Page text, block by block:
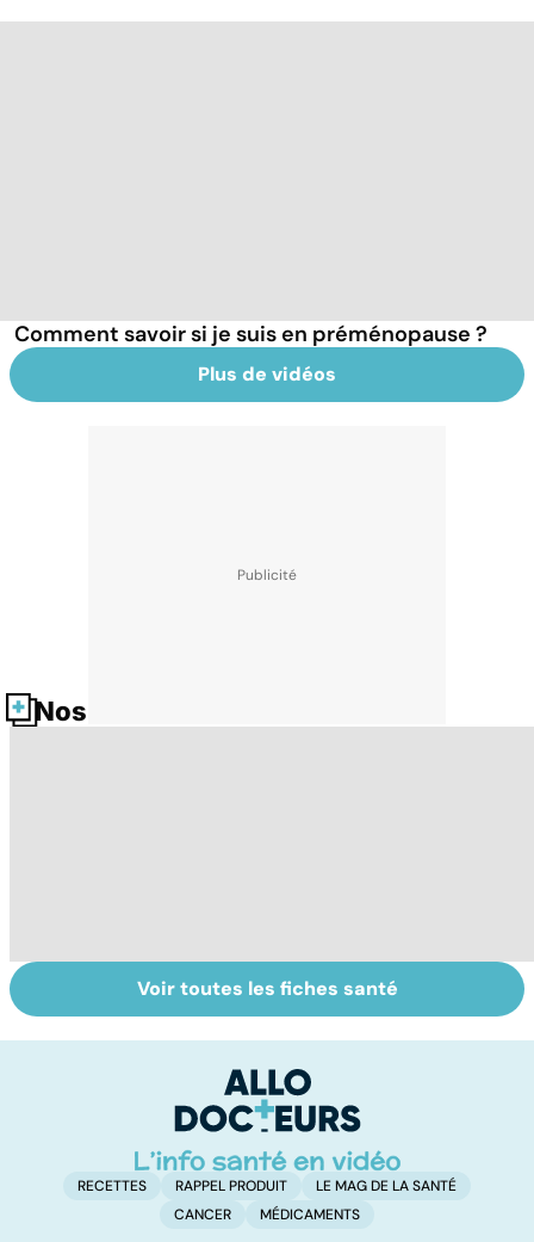
Comment savoir si je suis en préménopause ?
Plus de vidéos
Nos fiches santé
Dérèglement
hormonal : et si
Tout savoir sur
les infections
Voir toutes les fiches santé
RECETTES RAPPEL PRODUIT
LE MAG DE LA SANTÉ
CANCER
MÉDICAMENTS